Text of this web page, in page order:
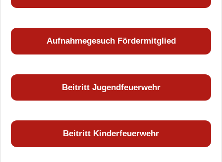
Aufnahmegesuch Fördermitglied
Beitritt Jugendfeuerwehr
Beitritt Kinderfeuerwehr